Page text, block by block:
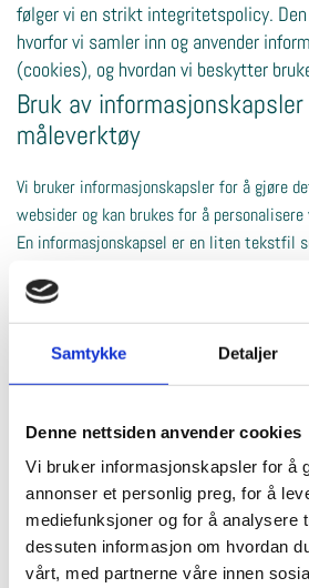
Samtykke Detaljer
Denne nettsiden anvender cookies
Vi bruker informasjonskapsler for å
annonser et personlig preg, for å
mediefunksjoner og for å analysere
dessuten informasjon om hvordan
vårt, med partnerne våre innen
følger vi en strikt integritetspolicy.
hvorfor vi samler inn og anvender
(cookies), og hvordan vi beskytter
Bruk av
måleverktøy
Vi bruker informasjonskapsler for å gjøre
websider og kan brukes for å
En informasjonskapsel er en liten tekstfil
være opplysninger om hvordan våre
våre nettsider, og om hvilken nettleser de
Vi anvender statistikk om brukere og
aggregert form. Statistikken inneholder
der vi lagrer atferd på nettstedet, derfor
som bruker aldri kobles sammen med din
lagres av sikkerhetsmessige årsaker bare
registrerer deg på nettstedet.
Formål: